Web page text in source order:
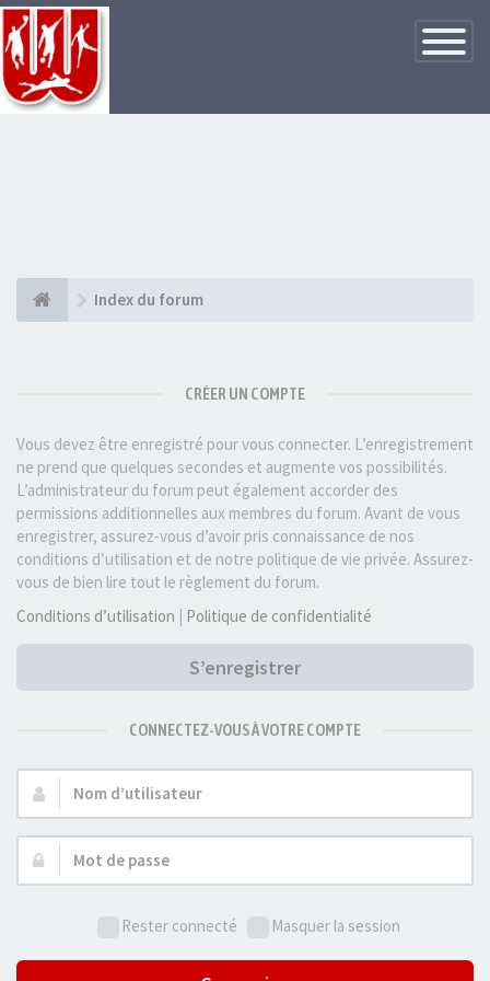
Basculer
la
Index du forum
CRÉER UN COMPTE
Vous devez être enregistré pour vous connecter. L’enregistrement
ne prend que quelques secondes et augmente vos possibilités.
L’administrateur du forum peut également accorder des
permissions additionnelles aux membres du forum. Avant de vous
enregistrer, assurez-vous d’avoir pris connaissance de nos
conditions d’utilisation et de notre politique de vie privée. Assurez-
vous de bien lire tout le règlement du forum.
Conditions d’utilisation | Politique de confidentialité
S’enregistrer
CONNECTEZ-VOUS À VOTRE COMPTE
Nom
d’utilisateur :
Mot
de
Rester connecté
Masquer la session